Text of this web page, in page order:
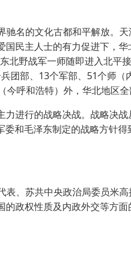
名的文化古都和平解放。天
民主人士的有力促进下，华
北野战军一师随即进入北平
团部、13个军部、51个师（
呼和浩特）外，华北地区全
进行的战略决战。战略决战
和毛泽东制定的战略方针
、苏共中央政治局委员米高
政权性质及内政外交等方